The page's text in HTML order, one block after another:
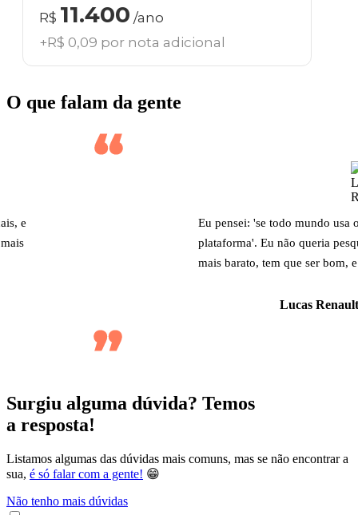
R$ 11.400 /ano
+R$ 0,09 por nota adicional
O que falam da gente
e
Eu pensei: 'se todo mundo usa
plataforma'. Eu não queria
mais barato, tem que ser bom,
Lucas
Surgiu alguma dúvida? Temos
a resposta!
Listamos algumas das dúvidas mais comuns, mas se não encontrar a
sua, é só falar com a gente! 😁
Não tenho mais dúvidas